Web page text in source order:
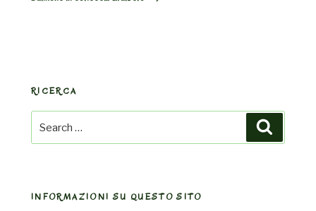
RICERCA
Search
for:
INFORMAZIONI SU QUESTO SITO